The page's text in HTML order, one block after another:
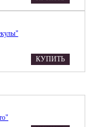
КУПИТЬ